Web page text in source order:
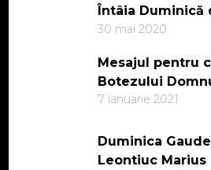
Întâia Duminică
30 mai 2020
Mesajul pentru
Botezului
7 ianuarie 2021
Duminica
Leontiuc Marius